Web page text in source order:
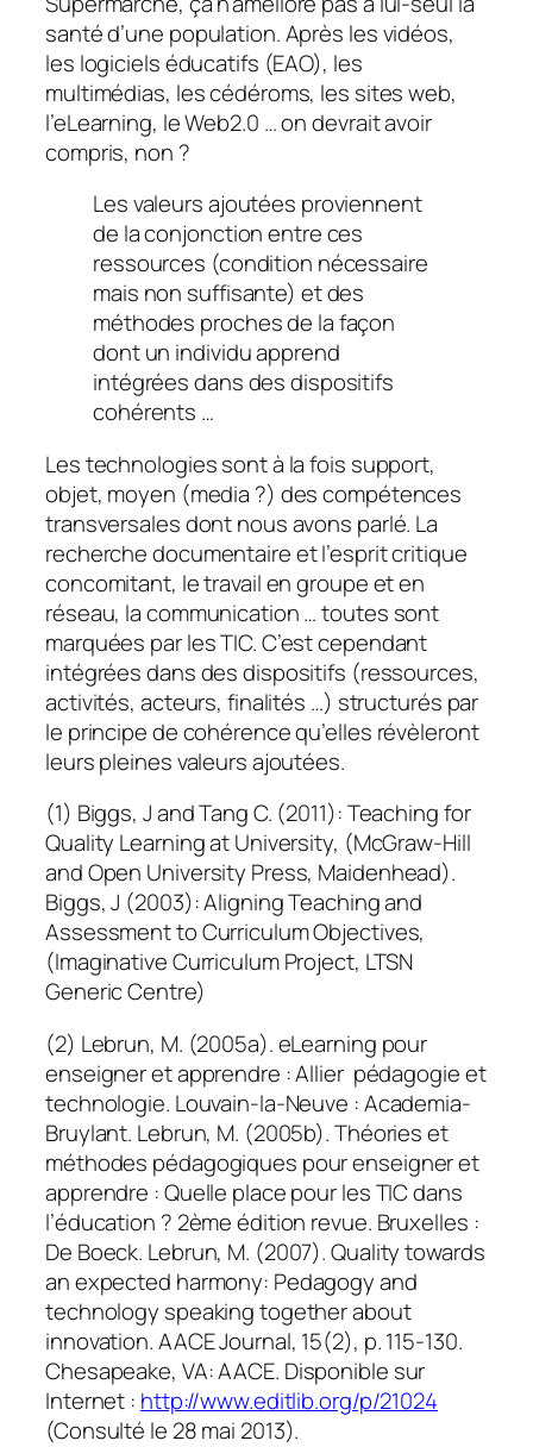
santé d’une population. Après les vidéos,
les logiciels éducatifs (EAO), les
multimédias, les cédéroms, les sites web,
l’eLearning, le Web2.0 … on devrait avoir
compris, non ?
Les valeurs ajoutées proviennent
de la conjonction entre ces
ressources (condition nécessaire
mais non suffisante) et des
méthodes proches de la façon
dont un individu apprend
intégrées dans des dispositifs
cohérents …
Les technologies sont à la fois support,
objet, moyen (media ?) des compétences
transversales dont nous avons parlé. La
recherche documentaire et l’esprit critique
concomitant, le travail en groupe et en
réseau, la communication … toutes sont
marquées par les TIC. C’est cependant
intégrées dans des dispositifs (ressources,
activités, acteurs, finalités …) structurés par
le principe de cohérence qu’elles révèleront
leurs pleines valeurs ajoutées.
(1) Biggs, J and Tang C. (2011): Teaching for
Quality Learning at University, (McGraw-Hill
and Open University Press, Maidenhead).
Biggs, J (2003): Aligning Teaching and
Assessment to Curriculum Objectives,
(Imaginative Curriculum Project, LTSN
Generic Centre)
(2) Lebrun, M. (2005a). eLearning pour
enseigner et apprendre : Allier pédagogie et
technologie. Louvain-la-Neuve : Academia-
Bruylant. Lebrun, M. (2005b). Théories et
méthodes pédagogiques pour enseigner et
apprendre : Quelle place pour les TIC dans
l’éducation ? 2ème édition revue. Bruxelles :
De Boeck. Lebrun, M. (2007). Quality towards
an expected harmony: Pedagogy and
technology speaking together about
innovation. AACE Journal, 15(2), p. 115-130.
Chesapeake, VA: AACE. Disponible sur
Internet : http://www.editlib.org/p/21024
(Consulté le 28 mai 2013).